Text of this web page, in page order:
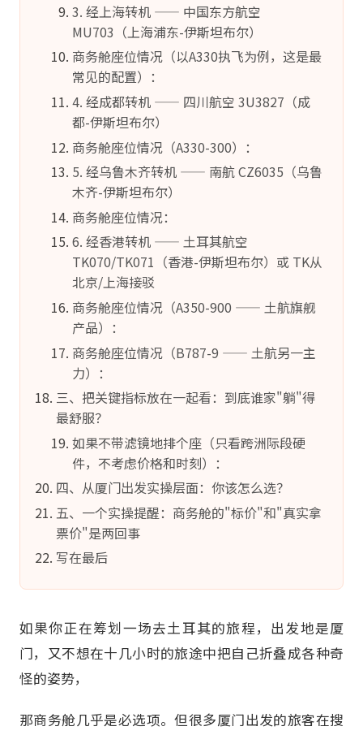
3. 经上海转机 —— 中国东方航空
MU703（上海浦东-伊斯坦布尔）
商务舱座位情况（以A330执飞为例，这是最
常见的配置）：
4. 经成都转机 —— 四川航空 3U3827（成
都-伊斯坦布尔）
商务舱座位情况（A330-300）：
5. 经乌鲁木齐转机 —— 南航 CZ6035（乌鲁
木齐-伊斯坦布尔）
商务舱座位情况：
6. 经香港转机 —— 土耳其航空
TK070/TK071（香港-伊斯坦布尔）或 TK从
北京/上海接驳
商务舱座位情况（A350-900 —— 土航旗舰
产品）：
商务舱座位情况（B787-9 —— 土航另一主
力）：
三、把关键指标放在一起看：到底谁家"躺"得
最舒服？
如果不带滤镜地排个座（只看跨洲际段硬
件，不考虑价格和时刻）：
四、从厦门出发实操层面：你该怎么选？
五、一个实操提醒：商务舱的"标价"和"真实拿
票价"是两回事
写在最后
如果你正在筹划一场去土耳其的旅程，出发地是厦
门，又不想在十几小时的旅途中把自己折叠成各种奇
怪的姿势，
那商务舱几乎是必选项。但很多厦门出发的旅客在搜